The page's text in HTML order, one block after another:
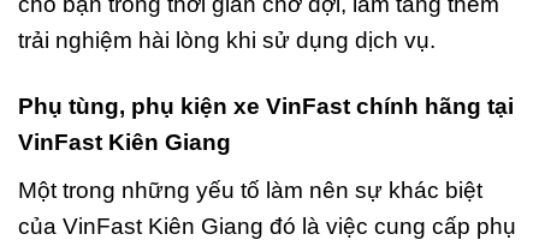
trải nghiệm hài lòng khi sử dụng dịch vụ.
Phụ tùng, phụ kiện xe VinFast chính hãng tại
VinFast Kiên Giang
Một trong những yếu tố làm nên sự khác biệt
của VinFast Kiên Giang đó là việc cung cấp phụ